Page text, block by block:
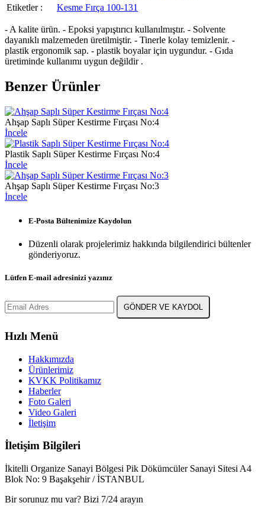
Etiketler :
Kesme Fırça 100-131
- A kalite ürün. - Epoksi yapıştırıcı kullanılmıştır. - Solvente
dayanıklı malzemeden üretilmiştir. - Tinerle kolay temizlenir. -
plastik ergonomik sap. - plastik boyalar için uygundur. - Gıda
üretiminde kullanımı uygun değildir .
Benzer Ürünler
Ahşap Saplı Süper Kestirme Fırçası No:4
İncele
Plastik Saplı Süper Kestirme Fırçası No:4
İncele
Ahşap Saplı Süper Kestirme Fırçası No:3
İncele
E-Posta Bültenimize Kaydolun
Düzenli olarak projelerimiz hakkında bilgilendirici bültenler
gönderiyoruz.
Lütfen E-mail adresinizi yazınız
GÖNDER VE KAYDOL
Hızlı Menü
Hakkımızda
Ürünlerimiz
KVKK Politikamız
Haberler
Foto Galeri
Video Galeri
İletişim
İletişim Bilgileri
İkitelli Organize Sanayi Bölgesi Pik Dökümcüler Sanayi Sitesi A4
Blok No: 9 Başakşehir / İSTANBUL
Bir sorunuz mu var? Bizi 7/24 arayın